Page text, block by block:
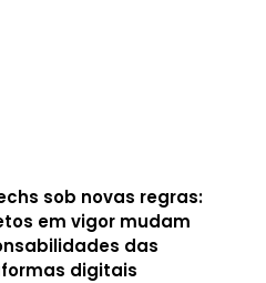
sob novas regras:
em vigor mudam
das
digitais